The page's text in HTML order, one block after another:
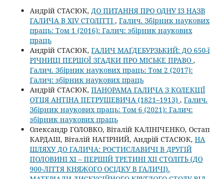
Андрій СТАСЮК, ДО ПИТАННЯ ПРО ОДНУ ІЗ НАЗВ
ГАЛИЧА В XIV СТОЛІТТІ , Галич. Збірник наукових
праць: Том 1 (2016): Галич: збірник наукових
праць
Андрій СТАСЮК, ГАЛИЧ МАҐДЕБУРЗЬКИЙ: ДО 650-ї
РІЧНИЦІ ПЕРШОЇ ЗГАДКИ ПРО МІСЬКЕ ПРАВО ,
Галич. Збірник наукових праць: Том 2 (2017):
Галич: збірник наукових праць
Андрій СТАСЮК, ПАНОРАМА ГАЛИЧА З КОЛЕКЦІЇ
ОТЦЯ АНТІНА ПЕТРУШЕВИЧА (1821–1913) , Галич.
Збірник наукових праць: Том 6 (2021): Галич:
збірник наукових праць
Олександр ГОЛОВКО, Віталій КАЛІНІЧЕНКО, Остап
КАРДАШ, Віталій НАГІРНИЙ, Андрій СТАСЮК, НА
ШЛЯХУ ДО ГАЛИЧА: РОСТИСЛАВИЧІ В ДРУГІЙ
ПОЛОВИНІ ХІ – ПЕРШІЙ ТРЕТИНІ ХІІ СТОЛІТЬ (ДО
900-ЛІТТЯ КНЯЖОГО ОСІДКУ В ГАЛИЧІ).